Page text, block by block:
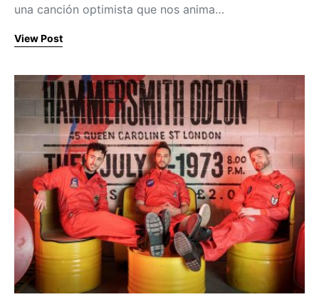
una canción optimista que nos anima…
View Post